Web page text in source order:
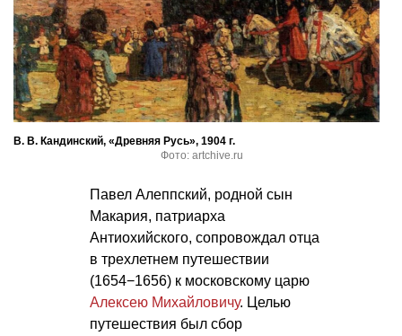
В. В. Кандинский, «Древняя Русь», 1904 г.
Фото: artchive.ru
Павел Алеппский, родной сын
Макария, патриарха
Антиохийского, сопровождал отца
в трехлетнем путешествии
(1654−1656) к московскому царю
Алексею Михайловичу. Целью
путешествия был сбор